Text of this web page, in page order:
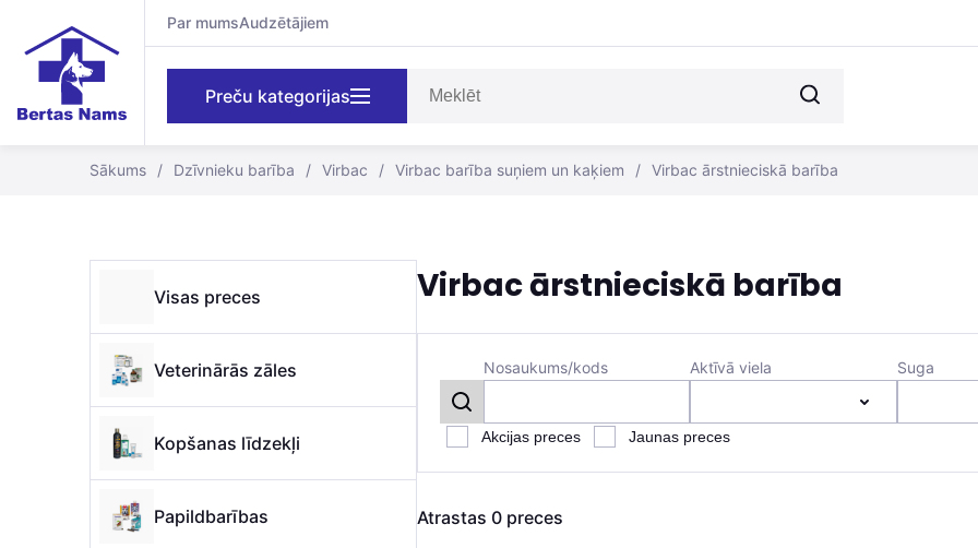
Par mumsAudzētājiem
Preču kategorijas
Sākums / Dzīvnieku barība / Virbac / Virbac barība suņiem un kaķiem / Virbac ārstnieciskā barība
Visas preces
Veterinārās zāles
Kopšanas līdzekļi
Papildbarības
Virbac ārstnieciskā barība
Nosaukums/kods Aktīvā viela Suga
Akcijas preces Jaunas preces
Atrastas 0preces